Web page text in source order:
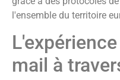
l'ensemble du territoire
mail à